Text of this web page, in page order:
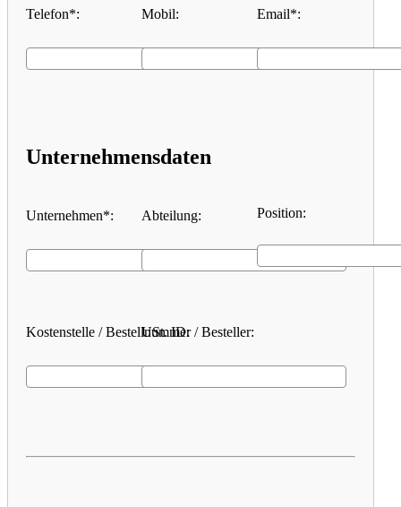
Telefon*: Mobil: Email*:
Unternehmensdaten
Unternehmen*: Abteilung: Position:
Kostenstelle / Bestellnummer / Besteller:
USt. ID: